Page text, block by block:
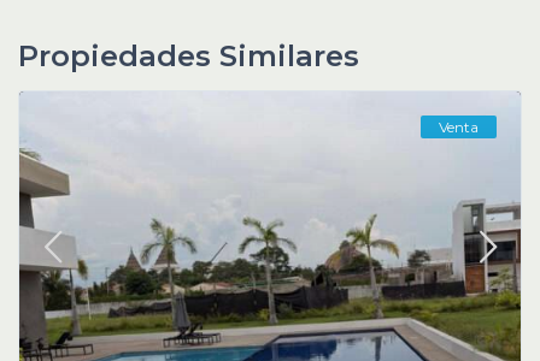
Propiedades Similares
Venta